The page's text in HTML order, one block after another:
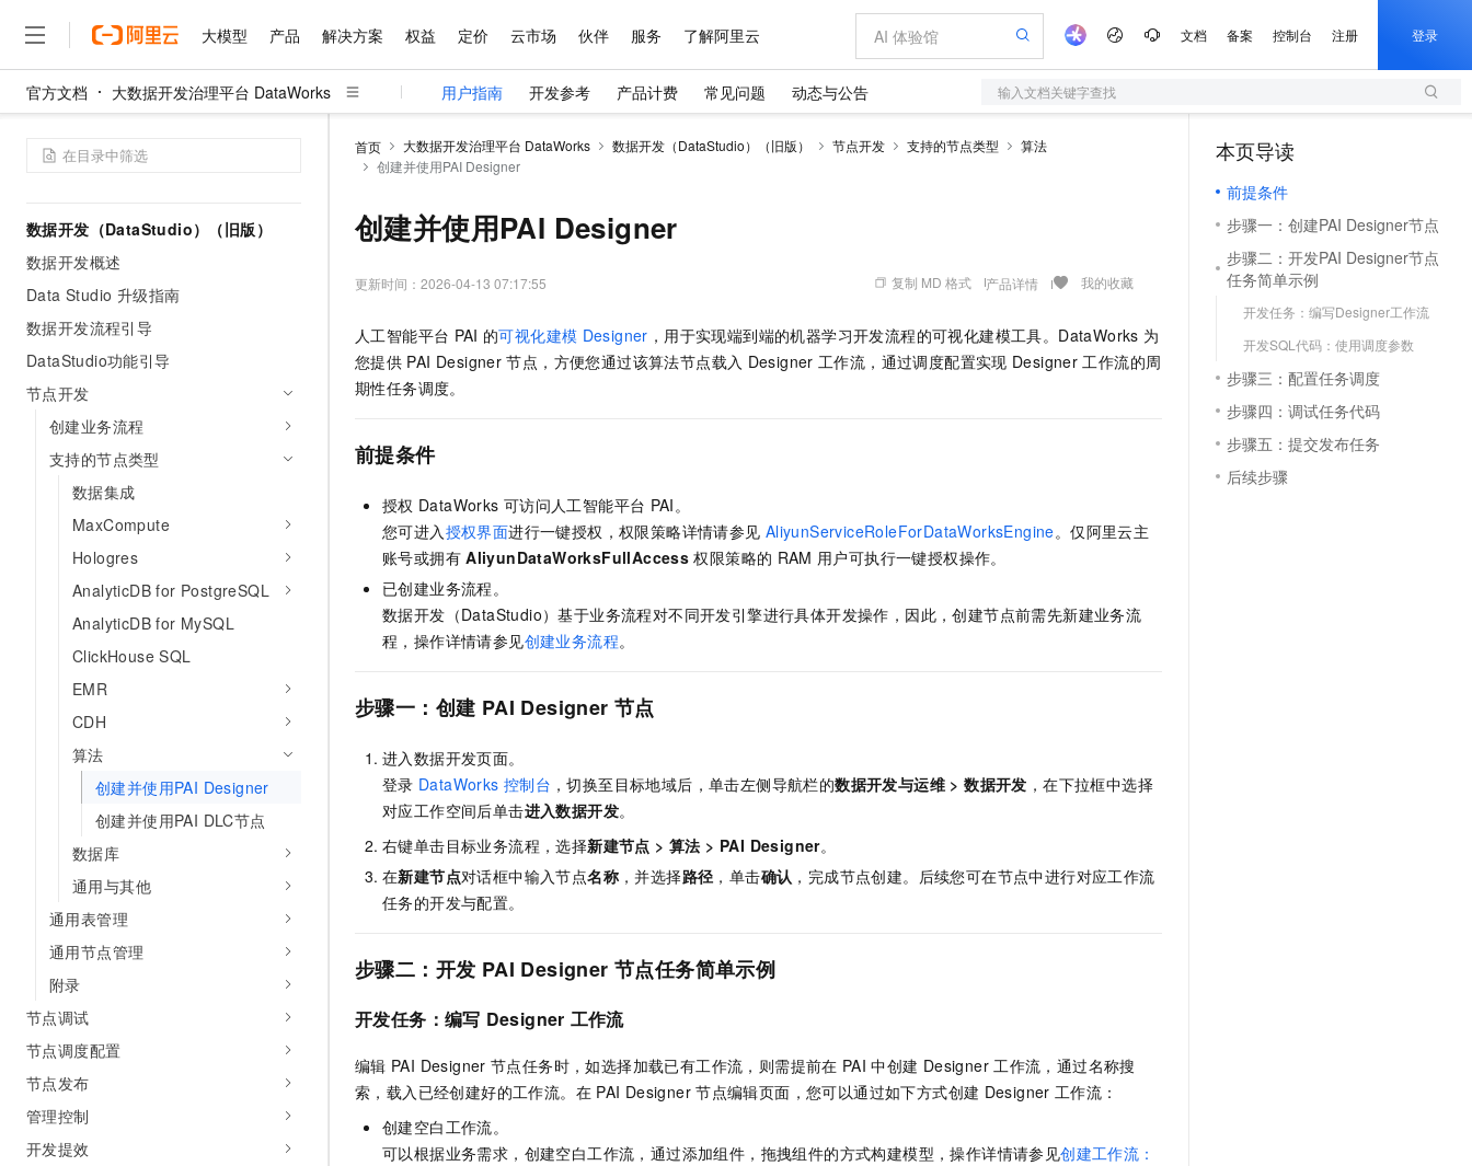
大模型 产品 解决方案 权益 定价 云市场 伙伴 服务 了解阿里云 文档 备案 控制台 注册 登录
官方文档 大数据开发治理平台 DataWorks 用户指南 开发参考 产品计费 常见问题 动态与公告 输入文档关键字查找
节点调度配置
资源管理
管理与维护
数据开发（DataStudio）（旧版）
数据开发概述
Data Studio 升级指南
数据开发流程引导
DataStudio功能引导
节点开发
创建业务流程
支持的节点类型
数据集成
MaxCompute
Hologres
AnalyticDB for PostgreSQL
AnalyticDB for MySQL
ClickHouse SQL
EMR
CDH
算法
创建并使用PAI Designer
创建并使用PAI DLC节点
数据库
通用与其他
通用表管理
通用节点管理
附录
节点调试
节点调度配置
节点发布
管理控制
开发提效
首页 大数据开发治理平台 DataWorks 数据开发（DataStudio）（旧版） 节点开发 支持的节点类型
算法
创建并使用PAI Designer
创建并使用PAI Designer
更新时间： 2026-04-13 07:17:55 复制 MD 格式 产品详情 我的收藏
人工智能平台 PAI 的可视化建模 Designer ，用于实现端到端的机器学习开发流程的可视化建模工具。DataWorks 为
您提供 PAI Designer 节点，方便您通过该算法节点载入 Designer 工作流，通过调度配置实现 Designer 工作流的周
期性任务调度。
前提条件
授权 DataWorks 可访问人工智能平台 PAI。
您可进入授权界面进行一键授权，权限策略详情请参见 AliyunServiceRoleForDataWorksEngine。仅阿里云主
账号或拥有 AliyunDataWorksFullAccess 权限策略的 RAM 用户可执行一键授权操作。
已创建业务流程。
数据开发（DataStudio）基于业务流程对不同开发引擎进行具体开发操作，因此，创建节点前需先新建业务流
程，操作详情请参见创建业务流程。
步骤一：创建 PAI Designer 节点
进入数据开发页面。
登录 DataWorks 控制台 ，切换至目标地域后，单击左侧导航栏的数据开发与运维 >数据开发 ，在下拉框中选择
对应工作空间后单击进入数据开发。
右键单击目标业务流程，选择新建节点 >算法 > PAI Designer。
在新建节点对话框中输入节点名称 ，并选择路径 ，单击确认 ，完成节点创建。后续您可在节点中进行对应工作流
任务的开发与配置。
步骤二 ： 开发 PAI Designer 节点任务简单示例
开发任务：编写 Designer 工作流
编辑 PAI Designer 节点任务时，如选择加载已有工作流，则需提前在 PAI 中创建 Designer 工作流，通过名称搜
索，载入已经创建好的工作流。在 PAI Designer 节点编辑页面，您可以通过如下方式创建 Designer 工作流：
创建空白工作流。
可以根据业务需求，创建空白工作流，通过添加组件，拖拽组件的方式构建模型，操作详情请参见创建工作流：
本页导读
前提条件
步骤一：创建PAI Designer节点
步骤二：开发PAI Designer节点
任务简单示例
开发任务：编写Designer工作流
开发SQL代码：使用调度参数
步骤三：配置任务调度
步骤四：调试任务代码
步骤五：提交发布任务
后续步骤
大模型
千问AI平台 大模型服务平台百炼
大模型
文本生成
Qwen3.8-Max HOT
智能体时代全能旗舰模型
视觉 Coding、空间感知、多模态思考等全面升级
Kimi-K3 NEW
Kimi 最新旗舰模型，长程编程与推理利器
1M上下文，专为长程任务能力而生
图片和视频生成
HappyHorse-1.1-T2V
让文字生成流畅细腻的高质量视频
语音识别与合成
Qwen3-TTS-Flash
Cosyvoice-V3-Flash
Fun-ASR
大模型服务
千问AI平台-Token Plan NEW
千问AI平台-模型体验
在线体验全尺寸、多种模态的模型效果
Happy 系列大模型
新一代 AI 视频生成模型，深度适配广告营销等场景
大模型服务平台百炼-应用模版
大模型服务平台百炼-智能体
灵活可视化地构建企业级 Agent
AI Native 的算法工程平台，一站式完成建模、训练、推理服务部署 云端极速 AI 应用创作平台
大模型解决方案
在企业官网、通讯软件中为客户提供 AI 客服
产品
人工智能与机器学习
计算
存储
网络与CDN
安全
中间件
大数据计算
媒体服务
域名与网站
终端用户计算
开发工具
迁移与运维管理
精选产品
大模型服务平台百炼 大模型
千问大模型 大模型
随时随地安全接入的云上超级电脑
云解析DNS
云原生大数据计算服务 MaxCompute
面向分析的企业级SaaS模式云数据仓库
对象存储 OSS
一站式AI开发、训练和推理服务
Qoder CN
面向真实软件的智能体编程平台
云原生数据库 PolarDB
轻量应用服务器
数字证书管理服务（原SSL证书）
实现全站HTTPS，呈现可信的WEB访问
大数据开发治理平台 DataWorks
解决方案
AI
互联网应用开发
现代化应用
安全
可观测
上云与迁云
政企业务
精选解决方案
睿译宝，AI翻译排版一步到位
GLM-5.2：长任务时代开源旗舰模型
自主进化，持久记忆，越用越聪明
快速拥有专属 OpenClaw
即刻拥有 DeepSeek-V4-Pro
从聊天伙伴进化为能主动干活的本地数字员工
Claude Code + GStack 打造工程团队
通过阿里云百炼高效搭建AI应用,助力高效开发
低代码高效构建企业门户网站
Agency Agents：拥有专属领域专家
HappyHorse 打造一站式影视创作平台
可视化编排打通从文字构思到成片全链路闭环
漫剧工坊：一站式动画创作平台
10 分钟搭建微信、支付宝小程序
权益 普惠上云
普惠上云 官方力荐
官方推荐返现计划
高校专属算力普惠，学生认证享300元代金券
免费试用
解决方案免费试用 新老同享
最高领取价值200元试用点，立即开启云上创新
AI 产品 免费试用
1亿+ 大模型 tokens 和 30+ 款产品免费体验
产品新客免费试用，最长12个月
大模型ACA认证体验
AI 特惠
阿里云 OPC 创新助力计划
Qwen3.8-Max 首发尝鲜，限时加量 10 倍，夜间低至2折
千问办公，限时限量积分加倍 NEW
Night Plan 支持 Qwen 3.8-Max
夜间 5 折，Qwen/Meoo/TokenPlan 客户专享
AI 场景体验
图文、视频一站生成，高效打造优质广告素材
AI 建站
AI智能应用，一键激活高效办公新体验
AI 活动
AI 生产力先锋
先锋实践拓展 AI 生产力的边界
飞天发布时刻
所见，即是所愿
创新加速
上云场景组合购
定价 产品定价
了解云产品的定价详情
云上成本管理
价格计算器
自助选配和估算价格
价格优势
配置报价器
阿里云 OPC 创新助力计划
Token 补贴，五大权
益加速 OPC 成功
云市场 精选商城
网站建设
多端小程序
Salesforce 国际版订阅
友盟天域
观测云
Tuya 物联网平台阿里云版
电子合同
Tableau 订阅
AI空中课堂在线直播课堂（旗舰版）
生态解决方案
开发者生态解决方案
AI 开发和 AI 应用解决方案
数据与 API
身份实名认证
OCR 文字识别
发票查验
企业应用
ERP
OA 办公系统
400电话
基础软件
Docker
JAVA
全能环境
Red Hat
SUSE
建站小程序
定制小程序
建站系统
专业服务
公司注册
伙伴 成为销售伙伴
分销伙伴
Salesforce On Alibaba Cloud
Consulting Partner 合作计划
成为产品伙伴
产品生态伙伴工作台
产品伙伴合作计划
数据库合作计划
云网络合作计划
Salesforce On Alibaba Cloud ISV 合作
服务伙伴合作计划
Al MaaS 服务伙伴赋能合作
伙伴信用分合作计划
更多支持
合作伙伴培训与认证
查询合作伙伴
登录合作伙伴管理后台
服务 售前咨询
在线服务
售后服务
自助服务
工单服务
短信专区
企业增值服务
企业增值服务台
服务实践
阿里云认证
官网公告
开发者社区
我要反馈
我要投诉
了解阿里云 为什么选择阿里云
什么是云计算
稳定可靠
安全合规
分析师报告
研究报告与白皮书
云开发大赛
入门学习赛
最佳实践
云栖战略参考
看见新力量
金融模力时刻
市场活动
活动全景
魔搭 ModelScope
科研合作
加入我们
校园招聘